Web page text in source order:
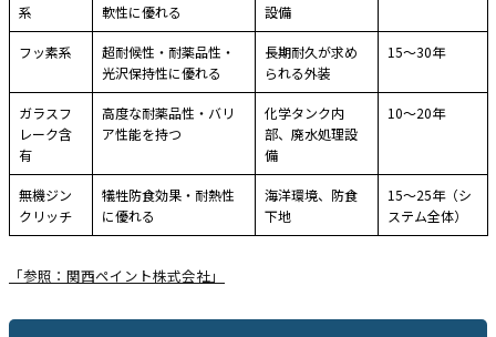
系
軟性に優れる
設備
フッ素系
超耐候性・耐薬品性・
光沢保持性に優れる
長期耐久が求め
られる外装
15〜30年
ガラスフ
レーク含
有
高度な耐薬品性・バリ
ア性能を持つ
化学タンク内
部、廃水処理設
備
10〜20年
無機ジン
クリッチ
犠牲防食効果・耐熱性
に優れる
海洋環境、防食
下地
15〜25年（シ
ステム全体）
「参照：関西ペイント株式会社」